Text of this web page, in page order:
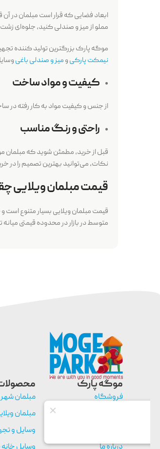
ابعاد فضایی که قرار است مبلمان در آن
مملو از میز و صندلی کنید، جلوه‌ای
موگه پارک بزرگترین تولید کننده
نیمکت پارکیومیز و صندلی باغی
کیفیت و مواد ساخت
از جنس و کیفیت مواد به کار رفته در
راحتی و رنگ مناسب
قبل از خرید، مطمئن شوید که مبلمان
نکات، می‌توانید بهترین تصمیم را در
قیمت مبلمان ویلایی
قیمت مبلمان ویلایی بسیار متنوع است
متوسط در بازار در محدوده قیمتی
موگه پارک
فروشگاه
مبلمان
مبلمان
وسایل و